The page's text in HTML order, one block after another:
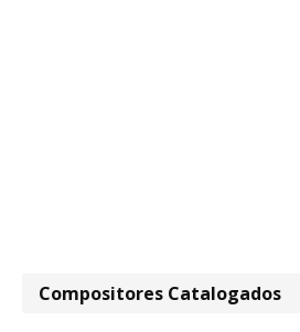
Compositores Catalogados